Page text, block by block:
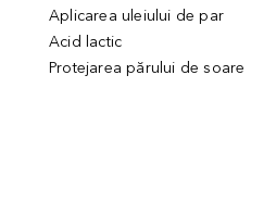
Aplicarea uleiului de par
Acid lactic
Protejarea părului de soare